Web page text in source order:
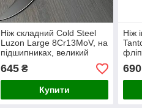
Ніж складний Cold Steel
Luzon Large 8Cr13MoV, на
підшипниках, великий
34см, койот\чорний
645₴
Купити
Ніж
690